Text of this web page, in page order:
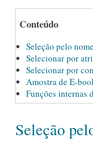
Conteúdo
Seleção pelo
Selecionar por
Selecionar por
Amostra de E-
Funções internas
Seleção